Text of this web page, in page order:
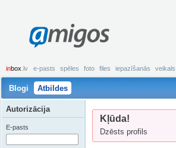
amigos
inbox .lv e-pasts spēles foto files iepazīšanās veikals
Blogi Atbildes
Kļūda!
Dzēsts profils
Autorizācija
E-pasts